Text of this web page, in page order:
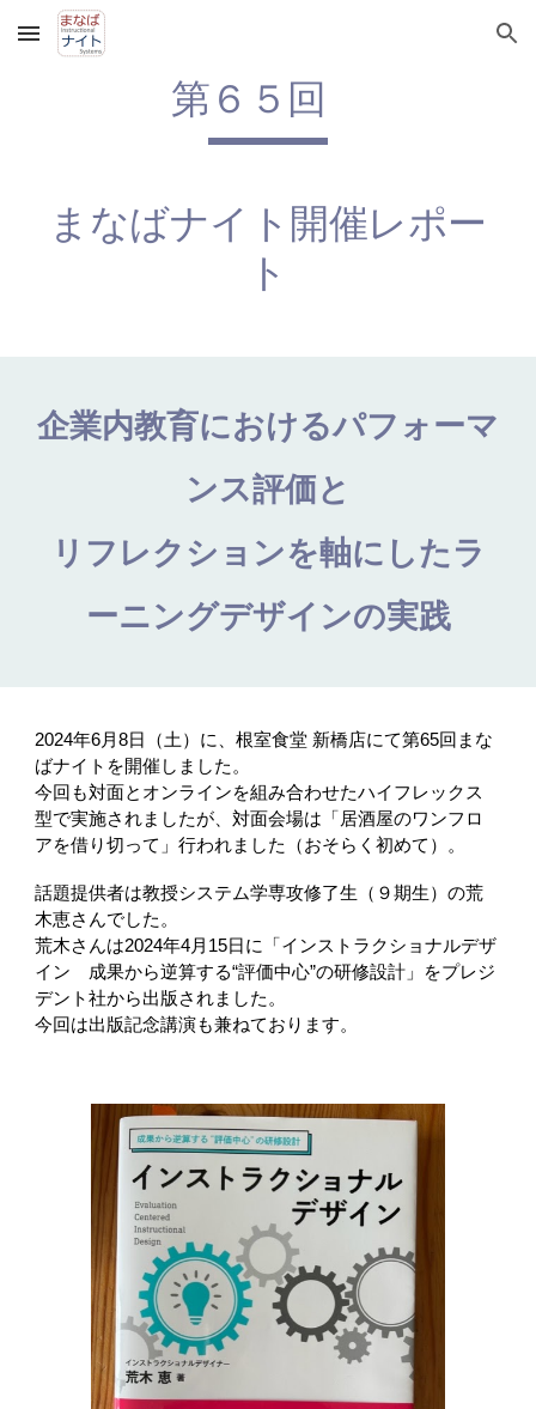
Skip to main content Skip to navigation
第６５回
まなばナイト開催レポー
ト
企業内教育におけるパフォーマ
ンス評価と
リフレクションを軸にしたラ
ーニングデザインの実践
2024年6月8日（土）に、根室食堂 新橋店にて第65回まな
ばナイトを開催しました。
今回も対面とオンラインを組み合わせたハイフレックス
型で実施されましたが、対面会場は「居酒屋のワンフロ
アを借り切って」行われました（おそらく初めて）。
話題提供者は教授システム学専攻修了生（９期生）の荒
木恵さんでした。
荒木さんは2024年4月15日に「インストラクショナルデザ
イン 成果から逆算する“評価中心”の研修設計」をプレジ
デント社から出版されました。
今回は出版記念講演も兼ねております。